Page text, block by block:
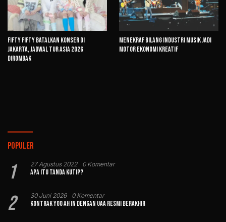
FIFTY FIFTY Batalkan Konser di
Jakarta, Jadwal Tur Asia 2026
Dirombak
Menekraf Bilang Industri Musik Jadi
Motor Ekonomi Kreatif
Populer
1 27 Agustus 2022 0 Komentar
Apa Itu Tanda Kutip?
2 30 Juni 2026 0 Komentar
Kontrak Yoo Ah In dengan UAA Resmi Berakhir